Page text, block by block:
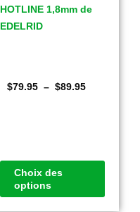
HOTLINE 1,8mm de
EDELRID
$79.95 – $89.95
Choix des
options